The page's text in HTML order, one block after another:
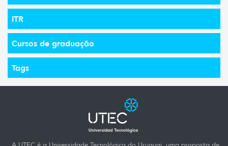
ITR
Cursos de graduação
Tags